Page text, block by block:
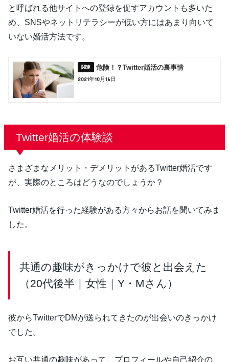
と呼ばれる他サイトへの登録を促すアカウントも多いた
め、SNSやネットリテラシーが低い方にはあまり向いて
いない婚活方法です。
危険！？Twitter婚活の裏事情
2021年10月16日
Twitter婚活の体験談
さまざまなメリット・デメリットがあるTwitter婚活です
が、実際のところはどうなのでしょうか？
Twitter婚活を行った経験がある方々からお話を聞いてみま
した。
共通の趣味がきっかけで彼と出会えた
（20代後半｜女性｜Y・Mさん）
彼からTwitterでDMが送られてきたのが出会いのきっかけ
でした。
お互い共通の趣味があって、プロフィールや自己紹介の